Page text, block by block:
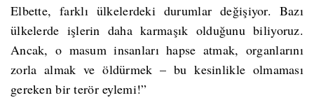
Elbette, farklı ülkelerdeki durumlar değişiyor. Bazı
ülkelerde işlerin daha karmaşık olduğunu biliyoruz.
Ancak, o masum insanları hapse atmak, organlarını
zorla almak ve öldürmek – bu kesinlikle olmaması
gereken bir terör eylemi!”